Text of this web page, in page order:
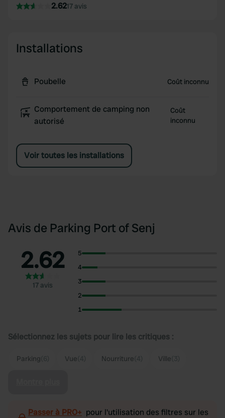
2.6217 avis
Installations
Poubelle Coût inconnu
Comportement de camping non
autorisé
Coût
inconnu
Voir toutes les installations
Avis de Parking Port of Senj
2.62
17 avis
5
4
3
2
1
Sélectionnez les sujets pour lire les critiques :
Parking Vue Nourriture Ville
Passer à PRO+ pour l'utilisation des filtres sur les